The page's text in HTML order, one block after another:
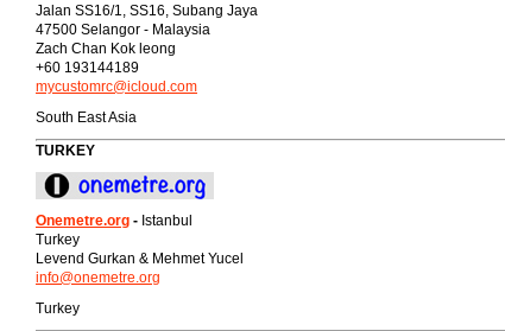
Jalan SS16/1, SS16, Subang Jaya
47500 Selangor - Malaysia
Zach Chan Kok leong
+60 193144189
mycustomrc@icloud.com
South East Asia
TURKEY
Onemetre.org - Istanbul
Turkey
Levend Gurkan & Mehmet Yucel
info@onemetre.org
Turkey